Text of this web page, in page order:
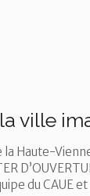
la ville
la Haute-
du CAUE